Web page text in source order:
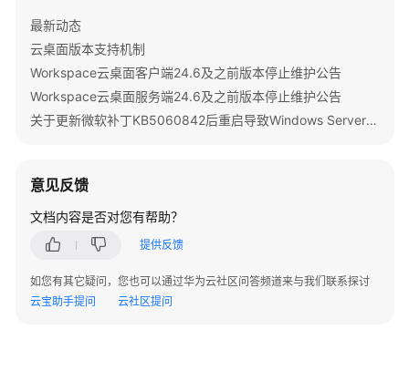
产
品
介
绍
说
明
入
门
最新动态
云桌面版本支持机制
Workspace云桌面客户端24.6及之前版本停止维护公告
Workspace云桌面服务端24.6及之前版本停止维护公告
关于更新微软补丁KB5060842后重启导致Windows Server 2022发放的桌面无法启动的公告
意见反馈
文档内容是否对您有帮助？
提供反馈
如您有其它疑问，您也可以通过华为云社区问答频道来与我们联系探讨
云宝助手提问
云社区提问